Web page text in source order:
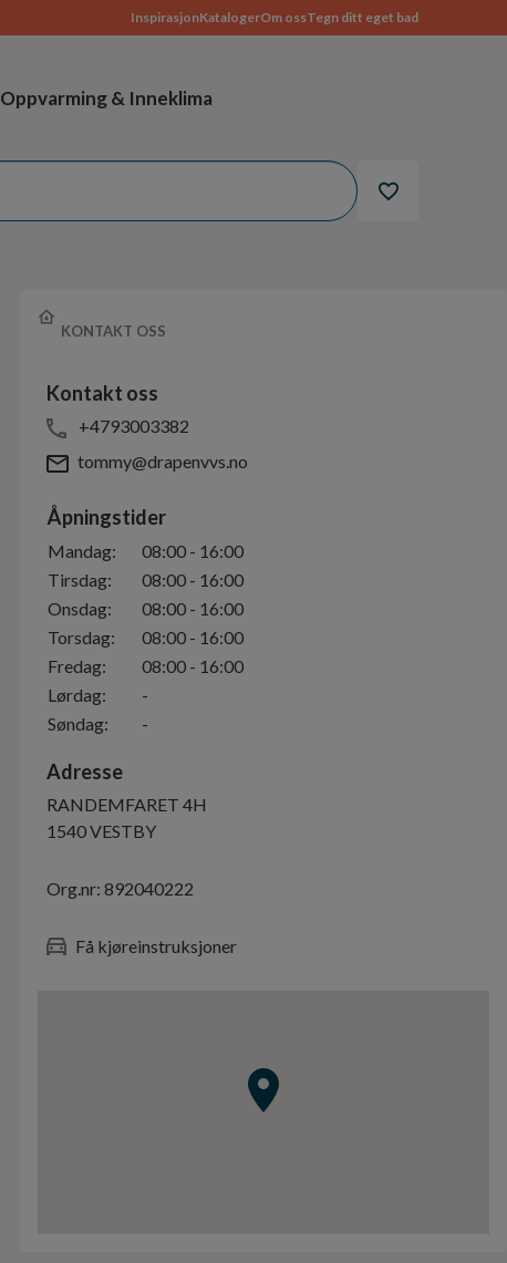
InspirasjonKatalogerOm ossTegn ditt eget bad
Oppvarming & Inneklima
KONTAKT OSS
Kontakt oss
+4793003382
tommy@drapenvvs.no
Åpningstider
Mandag: 08:00 - 16:00
Tirsdag: 08:00 - 16:00
Onsdag: 08:00 - 16:00
Torsdag: 08:00 - 16:00
Fredag: 08:00 - 16:00
Lørdag:
-
Søndag: -
Adresse
RANDEMFARET 4H
1540VESTBY
Org.nr: 892040222
Få kjøreinstruksjoner